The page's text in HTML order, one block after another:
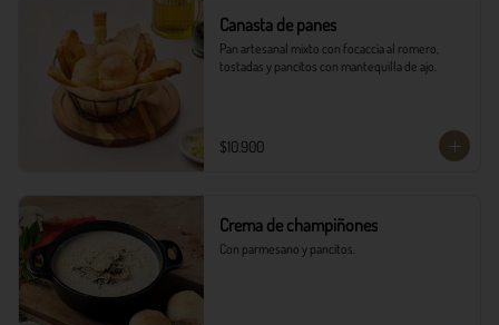
Canasta de panes
Pan artesanal mixto con focaccia al romero,
tostadas y pancitos con mantequilla de ajo.
$10.900
Crema de champiñones
Con parmesano y pancitos.